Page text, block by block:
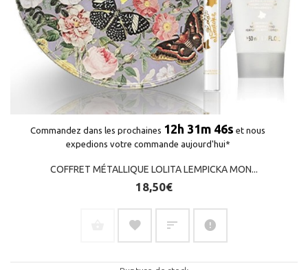
Commandez dans les prochaines 12h 31m 45s et nous
expedions votre commande aujourd'hui*
COFFRET MÉTALLIQUE LOLITA LEMPICKA MON...
18,50€